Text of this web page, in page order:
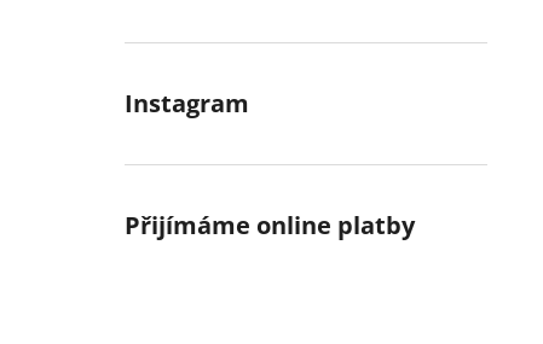
Instagram
Přijímáme online platby